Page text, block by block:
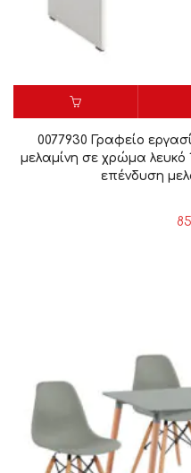
0077930 Γραφείο
μελαμίνη σε χρώμα λευκό
επένδυση